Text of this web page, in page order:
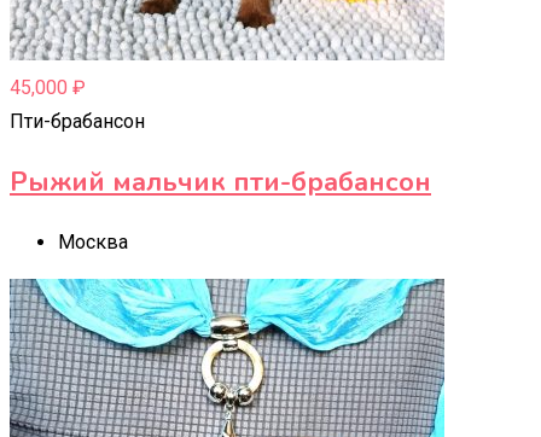
45,000 ₽
Пти-брабансон
Рыжий мальчик пти-брабансон
Москва